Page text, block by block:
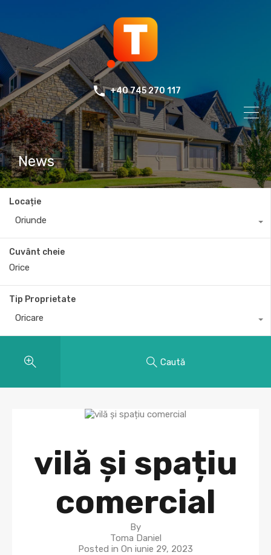
+40 745 270 117
News
Locație
Oriunde
Cuvânt cheie
Tip Proprietate
Oricare
Caută
vilă și spațiu
comercial
By
Toma Daniel
Posted in On iunie 29, 2023